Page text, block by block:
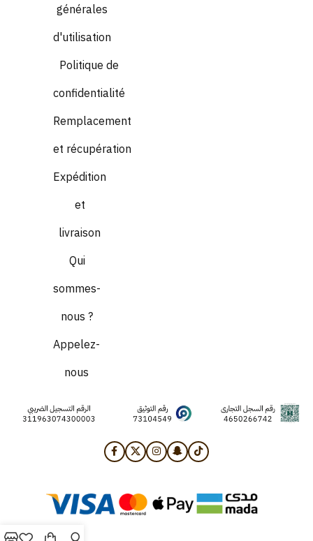
générales
d'utilisation
Politique de
confidentialité
Remplacement
et récupération
Expédition
et
livraison
Qui
sommes-
nous ?
Appelez-
nous